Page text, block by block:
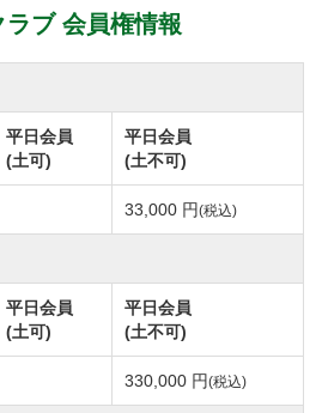
ヤードの丘陵コースです。
ジ、藤の花など四季折々の草花
添えています。
色が訪れる度に異なる表情で楽
ル。
したアップダウン、勾配のある
ーの挑戦心をくすぐります。
・打ち下ろしのホールをはじ
ブ 会員権情報
平日会員
(土可)
平日会員
(土不可)
33,000 円(税込)
平日会員
(土可)
平日会員
(土不可)
330,000 円(税込)